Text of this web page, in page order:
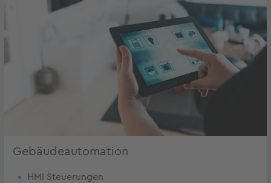
Gebäudeautomation
HMI Steuerungen